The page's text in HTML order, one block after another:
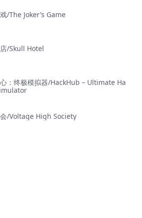
/The Joker’s Game
/Skull Hotel
：终极模拟器/HackHub – Ultimate Ha
/Voltage High Society